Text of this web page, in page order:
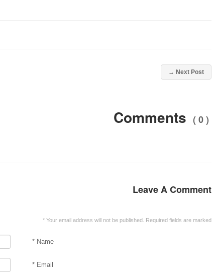
Next Post
→
Comments ( 0 )
Leave A Comment
Your email address will not be published. Required fields are marked
*
Name
*
Email
*